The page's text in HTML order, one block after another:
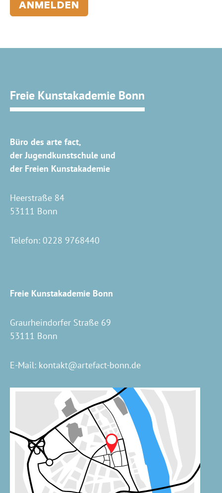
ANMELDEN
Freie Kunstakademie Bonn
Büro des arte fact,
der Jugendkunstschule und
der Freien Kunstakademie
Heerstraße 84
53111 Bonn
Telefon: 0228 9768440
Freie Kunstakademie Bonn
Graurheindorfer Straße 69
53111 Bonn
E-Mail: kontakt@artefact-bonn.de